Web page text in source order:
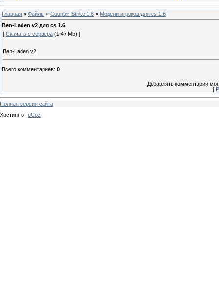
Главная » Файлы » Counter-Strike 1.6 » Модели игроков для cs 1.6
Ben-Laden v2 для cs 1.6
[ Скачать с сервера (1.47 Mb) ]
Ben-Laden v2
Всего комментариев: 0
Добавлять комментарии
[
Полная версия сайта
Хостинг от uCoz